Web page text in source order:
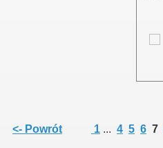
<- Powrót 1 ... 4 5 6 7